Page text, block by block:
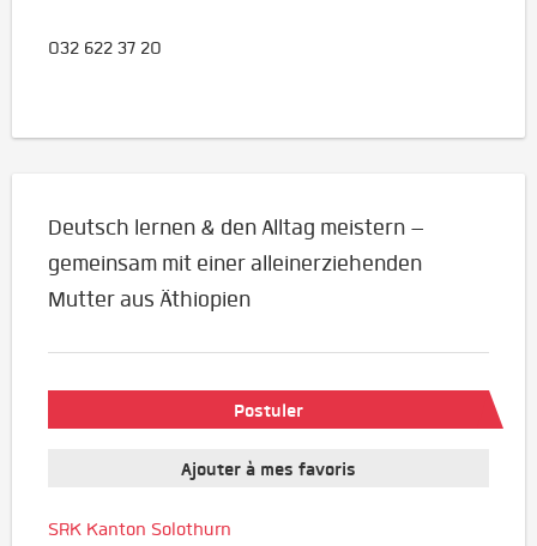
032 622 37 20
Deutsch lernen & den Alltag meistern –
gemeinsam mit einer alleinerziehenden
Mutter aus Äthiopien
Postuler
Ajouter à mes favoris
SRK Kanton Solothurn